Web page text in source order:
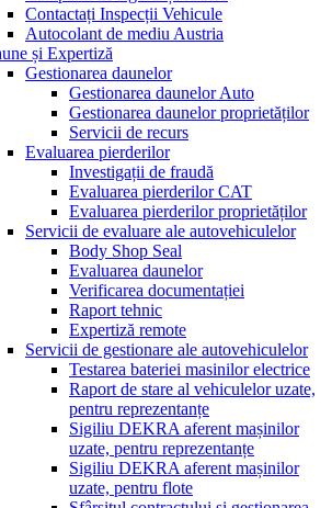
Contactați Inspecții Vehicule
Autocolant de mediu Austria
și Expertiză
Gestionarea daunelor
Gestionarea daunelor Auto
Gestionarea daunelor proprietăților
Servicii de recurs
Evaluarea pierderilor
Investigații de fraudă
Evaluarea pierderilor CAT
Evaluarea pierderilor proprietăților
Servicii de evaluare ale autovehiculelor
Body Shop Seal
Evaluarea daunelor
Verificarea documentației
Raport tehnic
Expertiză remote
Servicii de gestionare ale autovehiculelor
Testarea bateriei masinilor electrice
Raport de stare al vehiculelor uzate,
pentru reprezentanțe
Sigiliu DEKRA aferent mașinilor
uzate, pentru reprezentanțe
Sigiliu DEKRA aferent mașinilor
uzate, pentru flote